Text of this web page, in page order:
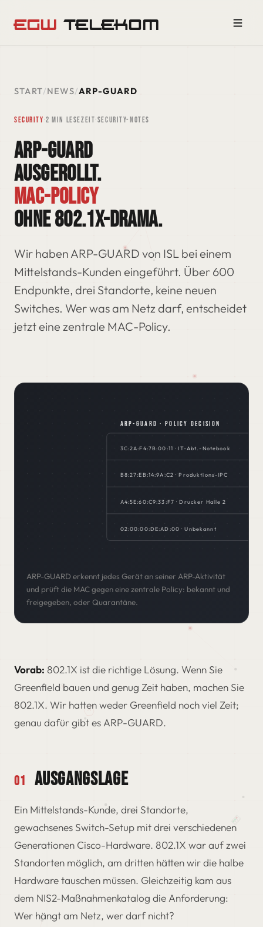
EGW TELEKOM
START/NEWS/ARP-GUARD
SECURITY·2 min Lesezeit·Security-Notes
ARP-GUARD
AUSGEROLLT.
MAC-POLICY
OHNE 802.1X-DRAMA.
Wir haben ARP-GUARD von ISL bei einem
Mittelstands-Kunden eingeführt. Über 600
Endpunkte, drei Standorte, keine neuen
Switches. Wer was am Netz darf, entscheidet
jetzt eine zentrale MAC-Policy.
3C:2A:F4:7B:00:11 · IT-Abt.-Notebook
B8:27:EB:14:9A:C2 · Produktions-IPC
A4:5E:60:C9:33:F7 · Drucker Halle 2
02:00:00:DE:AD:00 · Unbekannt
ARP-GUARD · POLICY DECISION
ARP-GUARD erkennt jedes Gerät an seiner ARP-Aktivität
und prüft die MAC gegen eine zentrale Policy: bekannt und
freigegeben, oder Quarantäne.
Vorab: 802.1X ist die richtige Lösung. Wenn Sie
Greenfield bauen und genug Zeit haben, machen Sie
802.1X. Wir hatten weder Greenfield noch viel Zeit;
genau dafür gibt es ARP-GUARD.
01 AUSGANGSLAGE
Ein Mittelstands-Kunde, drei Standorte,
gewachsenes Switch-Setup mit drei verschiedenen
Generationen Cisco-Hardware. 802.1X war auf zwei
Standorten möglich, am dritten hätten wir die halbe
Hardware tauschen müssen. Gleichzeitig kam aus
dem NIS2-Maßnahmenkatalog die Anforderung:
Wer hängt am Netz, wer darf nicht?